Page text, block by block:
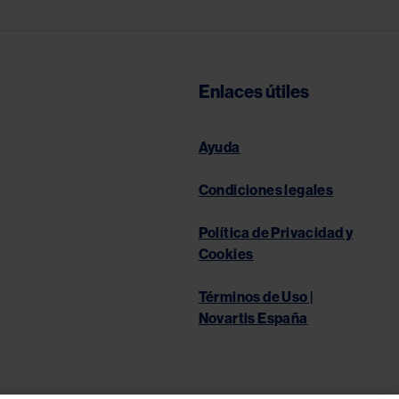
Enlaces útiles
Ayuda
Condiciones legales
Política de Privacidad y
Cookies
Términos de Uso |
Novartis España